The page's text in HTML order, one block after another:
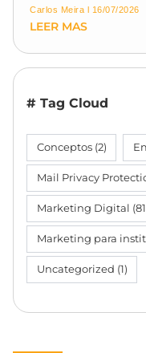
Carlos Meira 16/07/2026
LEER MAS
# Tag Cloud
Conceptos(2)
Mail Privacy
Marketing Digital
Marketing para
Uncategorized (1)